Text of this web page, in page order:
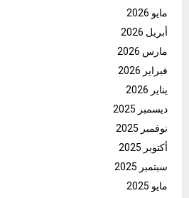
مايو 2026
أبريل 2026
مارس 2026
فبراير 2026
يناير 2026
ديسمبر 2025
نوفمبر 2025
أكتوبر 2025
سبتمبر 2025
مايو 2025